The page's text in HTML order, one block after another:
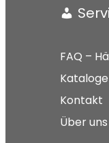
FAQ –
Kataloge
Kontakt
Über uns